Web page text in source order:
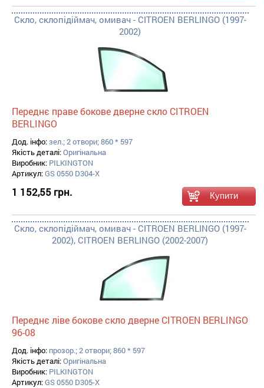
Скло, склопідіймач, омивач - CITROEN BERLINGO (1997-
2002)
Переднє праве бокове дверне скло CITROEN
BERLINGO
Дод. інфо:зел.; 2 отвори; 860 * 597
Якість деталі:Оригінальна
Виробник: PILKINGTON
Артикул:GS 0550 D304-X
1 152,55 грн.
Скло, склопідіймач, омивач - CITROEN BERLINGO (1997-
2002), CITROEN BERLINGO (2002-2007)
Переднє ліве бокове скло дверне CITROEN BERLINGO
96-08
Дод. інфо: прозор.; 2 отвори; 860 * 597
Якість деталі:Оригінальна
Виробник: PILKINGTON
Артикул:GS 0550 D305-X